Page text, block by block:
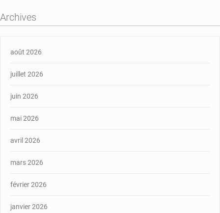
Archives
août 2026
juillet 2026
juin 2026
mai 2026
avril 2026
mars 2026
février 2026
janvier 2026